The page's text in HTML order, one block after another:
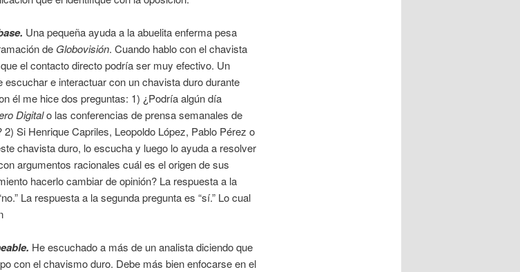
Una pequeña ayuda a la abuelita enferma pesa
deGlobovisión. Cuando hablo con el chavista
el contacto directo podría ser muy efectivo. Un
e interactuar con un chavista duro durante
él me hice dos preguntas: 1) ¿Podría algún día
Digitalo las conferencias de prensa semanales de
Si Henrique Capriles, Leopoldo López, Pablo Pérez o
chavista duro, lo escucha y luego lo ayuda a resolver
argumentos racionales cuál es el origen de sus
hacerlo cambiar de opinión? La respuesta a la
La respuesta a la segunda pregunta es “sí.” Lo cual
He escuchado a más de un analista diciendo que
con el chavismo duro. Debe más bien enfocarse en el